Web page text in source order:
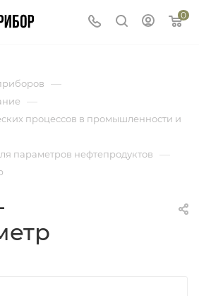
0
—
—
процессов в промышленности и
параметров нефтепродуктов —